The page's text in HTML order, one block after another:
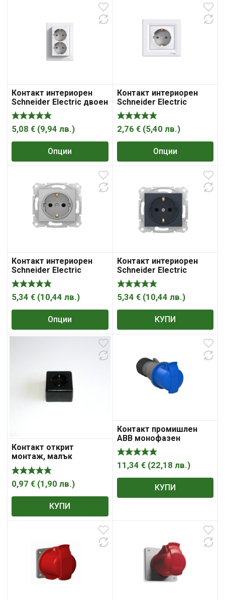
Контакт интериорен
Schneider Electric двоен
скрит монтаж 16A, 2x
2P+ E, 20IP, Asfora
5,08 € (9,94 лв.)
Опции
Контакт интериорен
Schneider Electric
единичен скрит монтаж
16A, 2P+ E, 20IP, Asfora
2,76 € (5,40 лв.)
Опции
Контакт интериорен
Schneider Electric
единичен скрит монтаж
с детска защита 16A,
2P+ E, 20IP, Sedna
5,34 € (10,44 лв.)
Опции
Контакт интериорен
Schneider Electric
единичен скрит монтаж
с монтажна рамка 16A,
2P+ E с капаци, 20IP,
5,34 € (10,44 лв.)
КУПИ
Контакт открит
монтаж, малък
0,97 € (1,90 лв.)
КУПИ
Контакт промишлен
ABB монофазен
противовлажен
мобилен 32A, 2P +E,
44IP, син, 232- C6
11,34 € (22,18 лв.)
КУПИ